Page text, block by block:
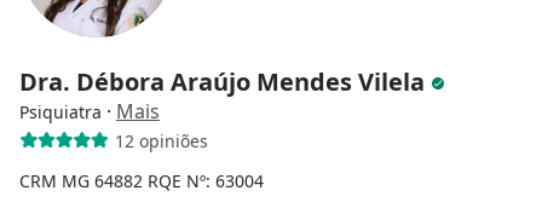
Dra. Débora Araújo Mendes Vilela
Psiquiatra · Mais
12 opiniões
CRM MG 64882 RQE Nº: 63004